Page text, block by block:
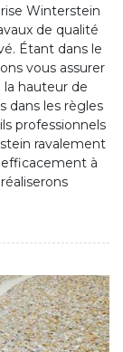
Winterstein
de qualité
Étant dans le
vous assurer
la hauteur de
dans les règles
professionnels
ravalement
à